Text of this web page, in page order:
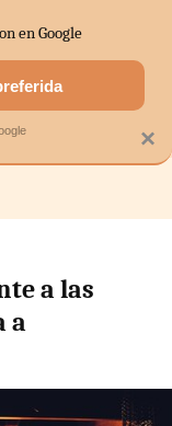
MERCADOS
a las
a
×
en Google